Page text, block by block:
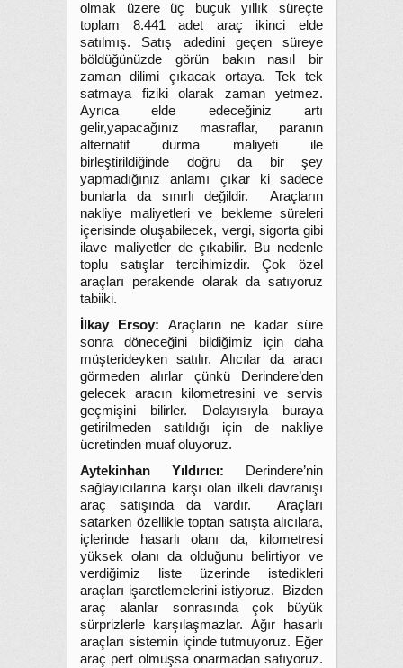
olmak üzere üç buçuk yıllık süreçte
toplam 8.441 adet araç ikinci elde
satılmış. Satış adedini geçen süreye
böldüğünüzde görün bakın nasıl bir
zaman dilimi çıkacak ortaya. Tek tek
satmaya fiziki olarak zaman yetmez.
Ayrıca elde edeceğiniz artı
gelir,yapacağınız masraflar, paranın
alternatif durma maliyeti ile
birleştirildiğinde doğru da bir şey
yapmadığınız anlamı çıkar ki sadece
bunlarla da sınırlı değildir. Araçların
nakliye maliyetleri ve bekleme süreleri
içerisinde oluşabilecek, vergi, sigorta gibi
ilave maliyetler de çıkabilir. Bu nedenle
toplu satışlar tercihimizdir. Çok özel
araçları perakende olarak da satıyoruz
tabiiki.
İlkay Ersoy: Araçların ne kadar süre
sonra döneceğini bildiğimiz için daha
müşterideyken satılır. Alıcılar da aracı
görmeden alırlar çünkü Derindere’den
gelecek aracın kilometresini ve servis
geçmişini bilirler. Dolayısıyla buraya
getirilmeden satıldığı için de nakliye
ücretinden muaf oluyoruz.
Aytekinhan Yıldırıcı: Derindere’nin
sağlayıcılarına karşı olan ilkeli davranışı
araç satışında da vardır. Araçları
satarken özellikle toptan satışta alıcılara,
içlerinde hasarlı olanı da, kilometresi
yüksek olanı da olduğunu belirtiyor ve
verdiğimiz liste üzerinde istedikleri
araçları işaretlemelerini istiyoruz. Bizden
araç alanlar sonrasında çok büyük
sürprizlerle karşılaşmazlar. Ağır hasarlı
araçları sistemin içinde tutmuyoruz. Eğer
araç pert olmuşsa onarmadan satıyoruz.